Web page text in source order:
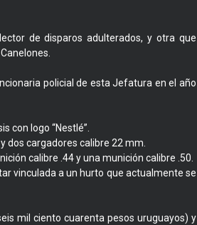
de disparos adulterados, y otra que
policial de esta Jefatura en el año
con logo “Nestlé”.
dos cargadores calibre 22 mm.
calibre .44 y una munición calibre .50.
vinculada a un hurto que actualmente se
mil ciento cuarenta pesos uruguayos) y